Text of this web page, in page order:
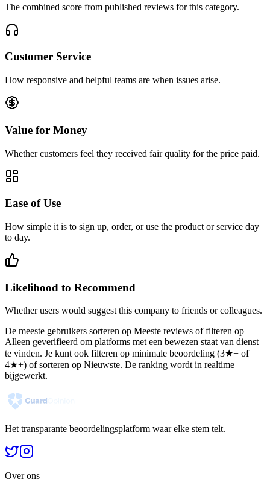
The combined score from published reviews for this category.
Customer Service
How responsive and helpful teams are when issues arise.
Value for Money
Whether customers feel they received fair quality for the price paid.
Ease of Use
How simple it is to sign up, order, or use the product or service day
to day.
Likelihood to Recommend
Whether users would suggest this company to friends or colleagues.
De meeste gebruikers sorteren op Meeste reviews of filteren op
Alleen geverifieerd om platforms met een bewezen staat van dienst
te vinden. Je kunt ook filteren op minimale beoordeling (3★+ of
4★+) of sorteren op Nieuwste. De ranking wordt in realtime
bijgewerkt.
Het transparante beoordelingsplatform waar elke stem telt.
Over ons